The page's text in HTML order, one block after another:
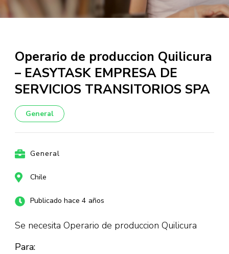
Operario de produccion Quilicura
– EASYTASK EMPRESA DE
SERVICIOS TRANSITORIOS SPA
General
General
Chile
Publicado hace 4 años
Se necesita Operario de produccion Quilicura
Para: